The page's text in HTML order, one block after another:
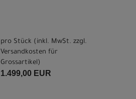
pro Stück (inkl. MwSt. zzgl.
Versandkosten für
Grossartikel )
1.499,00 EUR